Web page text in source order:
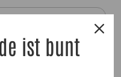
ist bunt